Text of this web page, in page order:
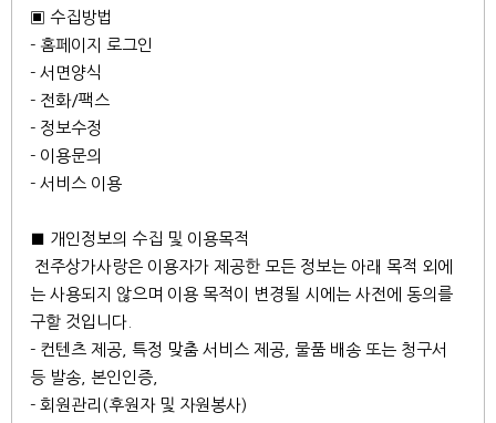
▣ 수집방법
- 홈페이지 로그인
- 서면양식
- 전화/팩스
- 정보수정
- 이용문의
- 서비스 이용
■ 개인정보의 수집 및 이용목적
전주상가사랑은 이용자가 제공한 모든 정보는 아래 목적 외에
는 사용되지 않으며 이용 목적이 변경될 시에는 사전에 동의를
구할 것입니다.
- 컨텐츠 제공, 특정 맞춤 서비스 제공, 물품 배송 또는 청구서
등 발송, 본인인증,
- 회원관리(후원자 및 자원봉사)